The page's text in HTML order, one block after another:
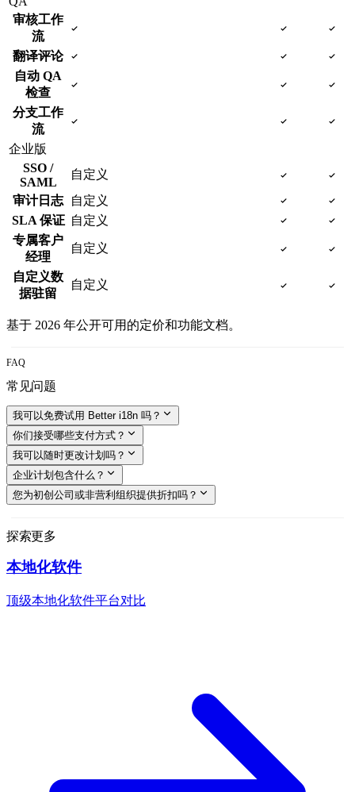
审核工作
流
翻译评论
自动 QA
检查
分支工作
流
企业版
SSO /
SAML
自定义
审计日志
自定义
SLA 保证 自定义
专属客户
经理
自定义
自定义数
据驻留
自定义
基于 2026 年公开可用的定价和功能文档。
FAQ
常见问题
我可以免费试用 Better i18n 吗？
你们接受哪些支付方式？
我可以随时更改计划吗？
企业计划包含什么？
您为初创公司或非营利组织提供折扣吗？
探索更多
本地化软件
顶级本地化软件平台对比